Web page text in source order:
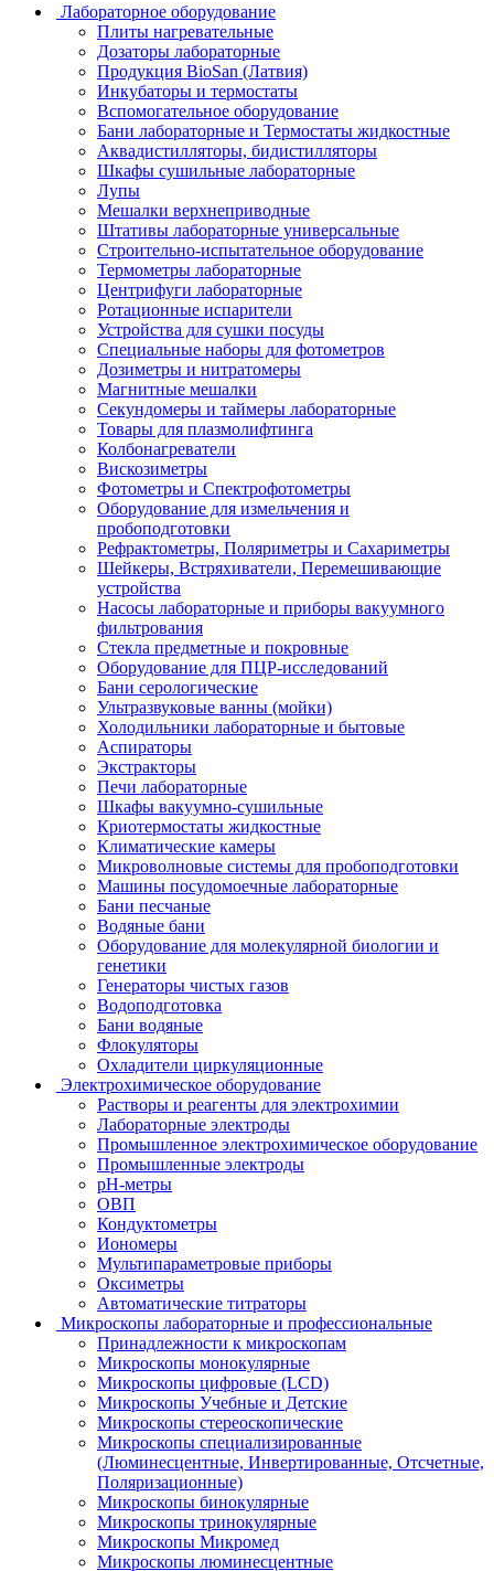
Лабораторное оборудование
Плиты нагревательные
Дозаторы лабораторные
Продукция BioSan (Латвия)
Инкубаторы и термостаты
Вспомогательное оборудование
Бани лабораторные и Термостаты жидкостные
Аквадистилляторы, бидистилляторы
Шкафы сушильные лабораторные
Лупы
Мешалки верхнеприводные
Штативы лабораторные универсальные
Строительно-испытательное оборудование
Термометры лабораторные
Центрифуги лабораторные
Ротационные испарители
Устройства для сушки посуды
Специальные наборы для фотометров
Дозиметры и нитратомеры
Магнитные мешалки
Секундомеры и таймеры лабораторные
Товары для плазмолифтинга
Колбонагреватели
Вискозиметры
Фотометры и Спектрофотометры
Оборудование для измельчения и
пробоподготовки
Рефрактометры, Поляриметры и Сахариметры
Шейкеры, Встряхиватели, Перемешивающие
устройства
Насосы лабораторные и приборы вакуумного
фильтрования
Стекла предметные и покровные
Оборудование для ПЦР-исследований
Бани серологические
Ультразвуковые ванны (мойки)
Холодильники лабораторные и бытовые
Аспираторы
Экстракторы
Печи лабораторные
Шкафы вакуумно-сушильные
Криотермостаты жидкостные
Климатические камеры
Микроволновые системы для пробоподготовки
Машины посудомоечные лабораторные
Бани песчаные
Водяные бани
Оборудование для молекулярной биологии и
генетики
Генераторы чистых газов
Водоподготовка
Бани водяные
Флокуляторы
Охладители циркуляционные
Электрохимическое оборудование
Растворы и реагенты для электрохимии
Лабораторные электроды
Промышленное электрохимическое оборудование
Промышленные электроды
pH-метры
ОВП
Кондуктометры
Иономеры
Мультипараметровые приборы
Оксиметры
Автоматические титраторы
Микроскопы лабораторные и профессиональные
Принадлежности к микроскопам
Микроскопы монокулярные
Микроскопы цифровые (LCD)
Микроскопы Учебные и Детские
Микроскопы стереоскопические
Микроскопы специализированные
(Люминесцентные, Инвертированные, Отсчетные,
Поляризационные)
Микроскопы бинокулярные
Микроскопы тринокулярные
Микроскопы Микромед
Микроскопы люминесцентные